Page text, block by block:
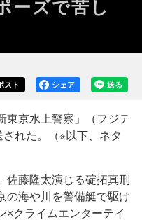
ーズで苦し
送る
シェア
スト
京水上警察」（フジテ
れた。（※以下、ネタ
藤隆太演じる碇拓真刑
の海や川を警備艇で駆け
×クライムエンターテイ